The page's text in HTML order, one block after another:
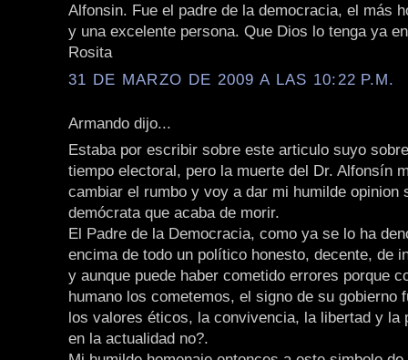
Alfonsin. Fue el padre de la democracia, el más
y una excelente persona. Que Dios lo tenga ya
Rosita
31 DE MARZO DE 2009 A LAS 10:22 P.M.
Armando dijo...
Estaba por escribir sobre este articulo suyo
tiempo electoral, pero la muerte del Dr. Alfonsín
cambiar el rumbo y voy a dar mi humilde opinion
demócrata que acaba de morir.
El Padre de la Democracia, como ya se lo ha
encima de todo un político honesto, decente, de
y aunque puede haber cometido errores porque
humano los cometemos, el signo de su gobierno
los valores éticos, la convivencia, la libertad y la
en la actualidad no?.